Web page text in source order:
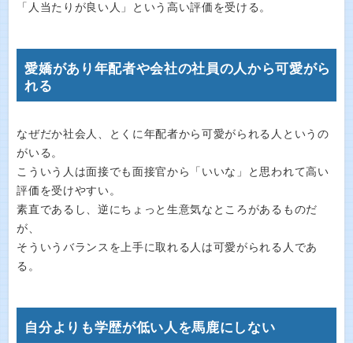
「人当たりが良い人」という高い評価を受ける。
愛嬌があり年配者や会社の社員の人から可愛がら
れる
なぜだか社会人、とくに年配者から可愛がられる人というの
がいる。
こういう人は面接でも面接官から「いいな」と思われて高い
評価を受けやすい。
素直であるし、逆にちょっと生意気なところがあるものだ
が、
そういうバランスを上手に取れる人は可愛がられる人であ
る。
自分よりも学歴が低い人を馬鹿にしない